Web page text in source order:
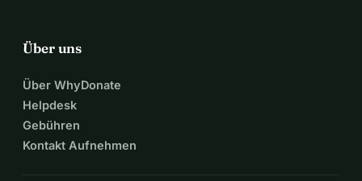
Über uns
Über WhyDonate
Helpdesk
Gebühren
Kontakt Aufnehmen